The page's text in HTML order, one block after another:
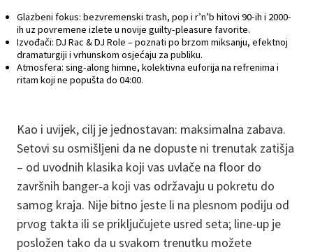
Glazbeni fokus: bezvremenski trash, pop i r’n’b hitovi 90-ih i 2000-
ih uz povremene izlete u novije guilty-pleasure favorite.
Izvođači: DJ Rac & DJ Role – poznati po brzom miksanju, efektnoj
dramaturgiji i vrhunskom osjećaju za publiku.
Atmosfera: sing-along himne, kolektivna euforija na refrenima i
ritam koji ne popušta do 04:00.
Kao i uvijek, cilj je jednostavan: maksimalna zabava.
Setovi su osmišljeni da ne dopuste ni trenutak zatišja
– od uvodnih klasika koji vas uvlače na floor do
završnih banger‑a koji vas održavaju u pokretu do
samog kraja. Nije bitno jeste li na plesnom podiju od
prvog takta ili se priključujete usred seta; line-up je
posložen tako da u svakom trenutku možete